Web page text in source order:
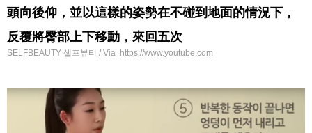
頭向後仰，並以這樣的姿勢在不碰到地面的情況下，
反覆將臀部上下移動，來回五次
SELFBEAUTY 셀프뷰티 / Via https://www.youtube.com